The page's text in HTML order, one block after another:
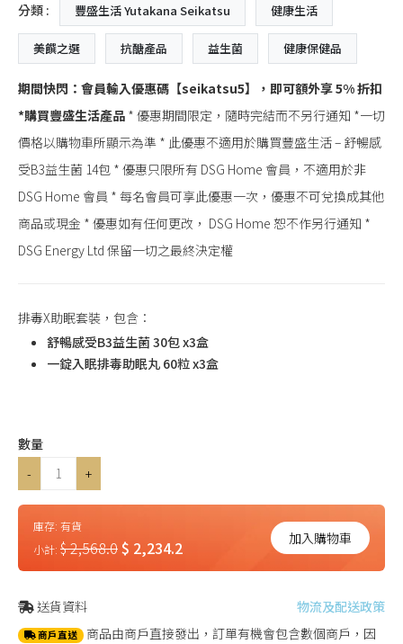
分類 : 豐盛生活 Yutakana Seikatsu 健康生活
美饌之選 抗醣產品 益生菌 健康保健品
期間快閃：會員輸入優惠碼【seikatsu5】，即可額外享5%折扣
*購買豐盛生活產品 * 優惠期間限定，隨時完結而不另行通知 *一切
價格以購物車所顯示為準 * 此優惠不適用於購買豐盛生活 – 舒暢感
受B3益生菌 14包 * 優惠只限所有 DSG Home 會員，不適用於非
DSG Home 會員 * 每名會員可享此優惠一次，優惠不可兌換成其他
商品或現金 * 優惠如有任何更改， DSG Home 恕不作另行通知 *
DSG Energy Ltd 保留一切之最終決定權
排毒X助眠套裝，包含：
舒暢感受B3益生菌 30包 x3盒
一錠入眠排毒助眠丸 60粒 x3盒
數量
-
+
庫存: 有貨
小計: $ 2,568.0$ 2,234.2 加入購物車
送貨資料 物流及配送政策
商戶直送 商品由商戶直接發出，訂單有機會包含數個商戶，因